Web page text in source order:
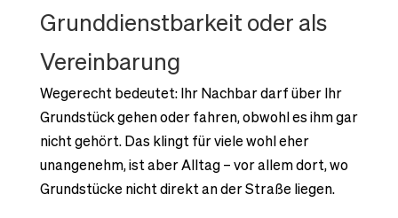
Grunddienstbarkeit oder als
Vereinbarung
Wegerecht bedeutet: Ihr Nachbar darf über Ihr
Grundstück gehen oder fahren, obwohl es ihm gar
nicht gehört. Das klingt für viele wohl eher
unangenehm, ist aber Alltag – vor allem dort, wo
Grundstücke nicht direkt an der Straße liegen.